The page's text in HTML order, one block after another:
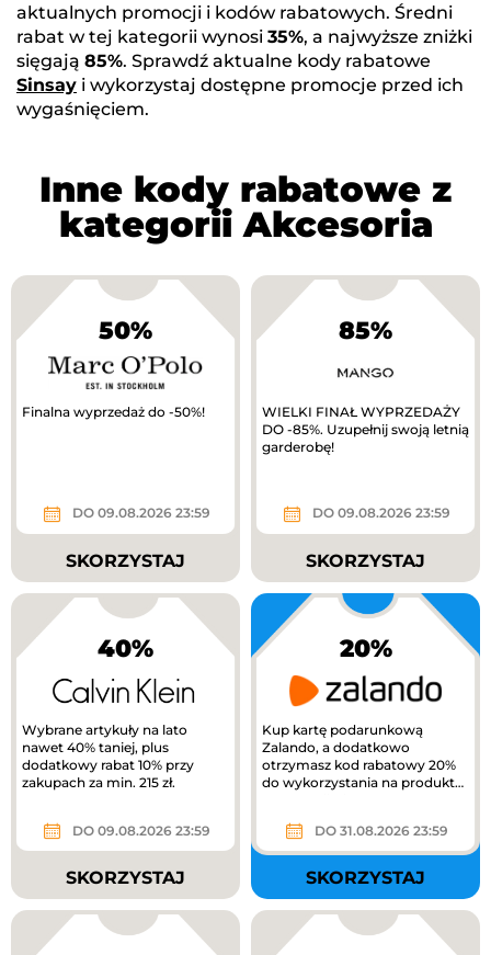
aktualnych promocji i kodów rabatowych. Średni
rabat w tej kategorii wynosi 35%, a najwyższe zniżki
sięgają 85%. Sprawdź aktualne kody rabatowe
Sinsay i wykorzystaj dostępne promocje przed ich
wygaśnięciem.
Inne kody rabatowe z
kategorii Akcesoria
50%
Finalna wyprzedaż do -50%!
DO 09.08.2026 23:59
SKORZYSTAJ
85%
WIELKI FINAŁ WYPRZEDAŻY
DO -85%. Uzupełnij swoją letnią
garderobę!
DO 09.08.2026 23:59
SKORZYSTAJ
40%
Wybrane artykuły na lato
nawet 40% taniej, plus
dodatkowy rabat 10% przy
zakupach za min. 215 zł.
DO 09.08.2026 23:59
SKORZYSTAJ
20%
Kup kartę podarunkową
Zalando, a dodatkowo
otrzymasz kod rabatowy 20%
do wykorzystania na produkty
DO 31.08.2026 23:59
SKORZYSTAJ